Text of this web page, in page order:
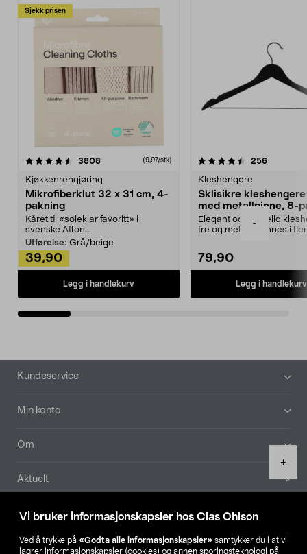
Vi bruker informasjonskapsler hos Clas Ohlson
Ved å trykke på «Godta alle informasjonskapsler» samtykker du i at vi
lagrer informasjonskapsler (cookies) og annen sporingsteknologi på
-
+
Sjekk prisen
3808anmeldelser(9,97/stk)
Kjøkkenrengjøring
Mikrofiberklut 32 x 31 cm, 4-
pakning
Kåret til «soleklar favoritt» i
svenske Afton...
Utførelse: Grå/beige
39,90
Legg i handlekurv
4.5av 5 stjerner 256
Kleshengere
Sklisikre
med metallpinne, 8-
Elegant og skikkelig
tre og metall – finnes i
79,90
Legg i handlekurv
4.5av 5 stjerner
Bunntekst
Kundeservice
Min konto
Om
Aktuelt
Våre selskaper
Finn din butikk